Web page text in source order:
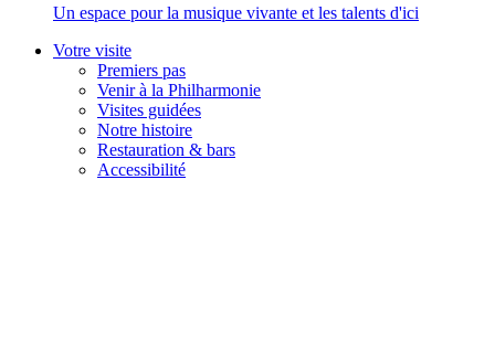
Un espace pour la musique vivante et les talents d'ici
Votre visite
Premiers pas
Venir à la Philharmonie
Visites guidées
Notre histoire
Restauration & bars
Accessibilité